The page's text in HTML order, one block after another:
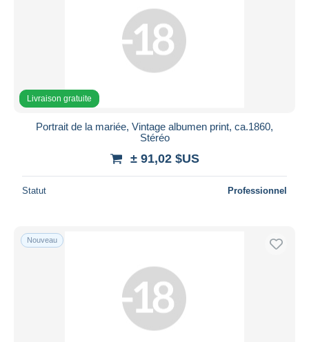
Livraison gratuite
Portrait de la mariée, Vintage albumen print, ca.1860,
Stéréo
± 91,02 $US
Statut Professionnel
Nouveau